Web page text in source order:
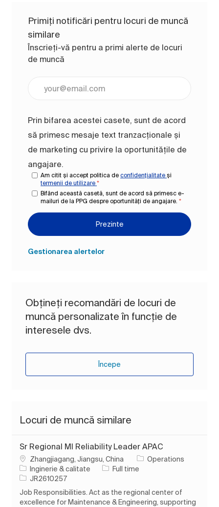
Primiți notificări pentru locuri de muncă
similare
Înscrieți-vă pentru a primi alerte de locuri
de muncă
Prin bifarea acestei casete, sunt de acord
să primesc mesaje text tranzacționale și
de marketing cu privire la oportunitățile de
angajare.
Am citit și accept politica de confidențialitate și
termenii de utilizare *
Bifând această casetă, sunt de acord să primesc e-
mailuri de la PPG despre oportunități de angajare. *
Prezinte
Gestionarea alertelor
Obțineți recomandări de locuri de
muncă personalizate în funcție de
interesele dvs.
Începe
Locuri de muncă similare
Sr Regional MI Reliability Leader APAC
Loc Zhangjiagang, Jiangsu, China
Operations
Categorie
Inginerie & calitate Tipul postului
Full time
Job IdJR2610257
Job Responsibilities. Act as the regional center of
excellence for Maintenance & Engineering, supporting